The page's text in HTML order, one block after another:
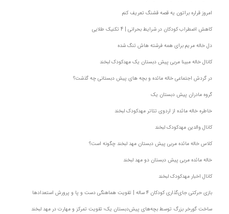
امروز قراره براتون یه قصه قشنگ تعریف کنم
کاهش اضطراب کودکان در شرایط بحرانی | 4 تکنیک طلایی
دل خاله مریم برای همه فرشته هاش تنگ شده
کانال خاله مبینا مربی پیش دبستان یک مهدکودک لبخند
در گردش اجتماعی خاله مائده و بچه های پیش دبستانی چه گذشت؟
گروه مادران پیش دبستان یک
خاطره خاله مائده از اردوی تئاتر مهدکودک لبخند
کانال والدین مهدکودک لبخند
کلاس خاله مائده مربی پیش دبستان مهد لبخند چگونه است؟
خاله مائده مربی پیش دبستان دو مهد لبخند
کانال اخبار مهدکودک لبخند
بازی حرکتی جای‌گذاری کودکان ۴ ساله | تقویت هماهنگی دست و پا و پرورش استعدادها
ساخت گورخر بزرگ توسط بچه‌های پیش‌دبستان یک؛ تقویت تمرکز و مهارت‌ در مهد لبخند